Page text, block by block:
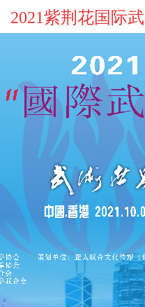
2021紫荆花国际